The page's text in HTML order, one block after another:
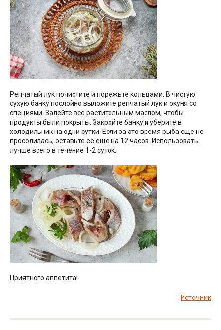
Репчатый лук почистите и порежьте кольцами. В чистую
сухую банку послойно выложите репчатый лук и окуня со
специями. Залейте все растительным маслом, чтобы
продукты были покрыты. Закройте банку и уберите в
холодильник на одни сутки. Если за это время рыба еще не
просолилась, оставьте ее еще на 12 часов. Использовать
лучше всего в течение 1-2 суток.
Приятного аппетита!
Источник